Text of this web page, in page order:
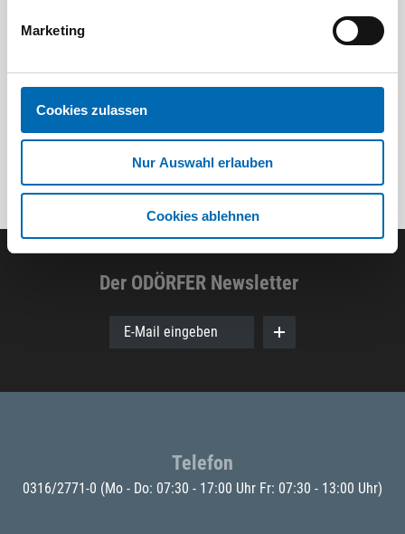
Marketing
Cookies zulassen
Nur Auswahl erlauben
Cookies ablehnen
Artikel-Nr.
Der ODÖRFER Newsletter
E-Mail eingeben
Telefon
0316/2771-0 (Mo - Do: 07:30 - 17:00 Uhr Fr: 07:30 - 13:00 Uhr)